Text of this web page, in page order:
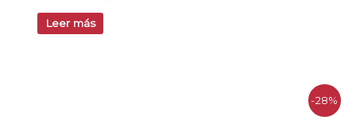
Leer más
-28%